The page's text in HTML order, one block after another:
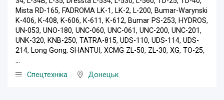
Mista RD-165, FADROMA LK-1, LK-2, L-200, Bumar-Warynski
K-406, K-408, K-606, K-611, K-612, Bumar PS-253, HYDROS,
UN-053, UNO-180, UNC-060, UNC-061, UNC-200, UNC-201,
UNK-320, KNB-250, TATRA-815, UDS-110, UDS-114, UDS-
214, Long Gong, SHANTUI, XCMG ZL-50, ZL-30, XG, ТО-25,
...
Спецтехніка
Донецьк